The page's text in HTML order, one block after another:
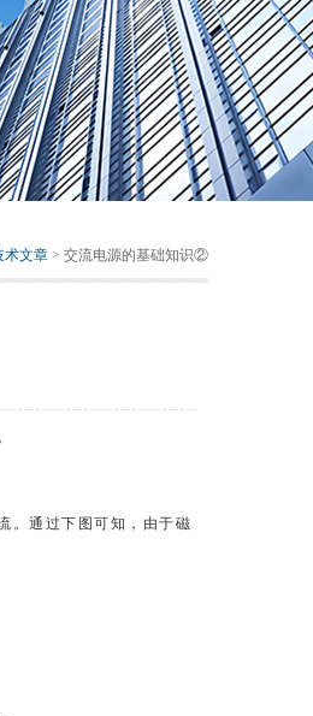
术文章 > 交流电源的基础知识②
。通过下图可知，由于磁